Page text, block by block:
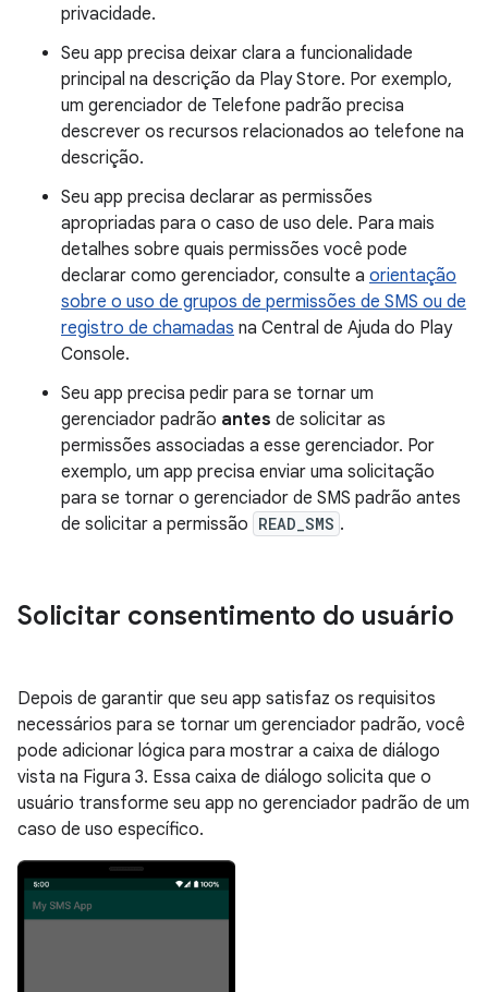
privacidade.
Seu app precisa deixar clara a funcionalidade
principal na descrição da Play Store. Por exemplo,
um gerenciador de Telefone padrão precisa
descrever os recursos relacionados ao telefone na
descrição.
Seu app precisa declarar as permissões
apropriadas para o caso de uso dele. Para mais
detalhes sobre quais permissões você pode
declarar como gerenciador, consulte a orientação
sobre o uso de grupos de permissões de SMS ou de
registro de chamadas na Central de Ajuda do Play
Console.
Seu app precisa pedir para se tornar um
gerenciador padrão antes de solicitar as
permissões associadas a esse gerenciador. Por
exemplo, um app precisa enviar uma solicitação
para se tornar o gerenciador de SMS padrão antes
de solicitar a permissão READ_SMS .
Solicitar consentimento do usuário
Depois de garantir que seu app satisfaz os requisitos
necessários para se tornar um gerenciador padrão, você
pode adicionar lógica para mostrar a caixa de diálogo
vista na Figura 3. Essa caixa de diálogo solicita que o
usuário transforme seu app no gerenciador padrão de um
caso de uso específico.